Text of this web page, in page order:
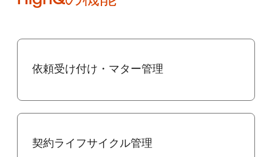
依頼受け付け・マター管理
契約ライフサイクル管理